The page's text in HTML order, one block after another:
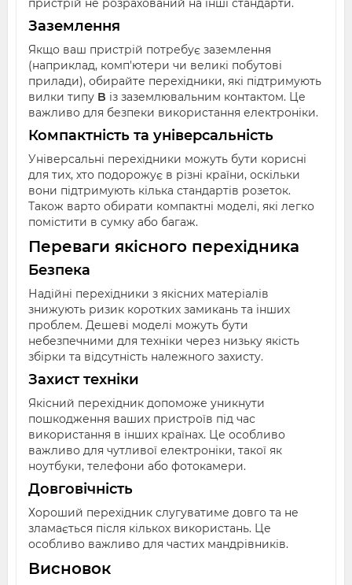
пристрій не розрахований на інші стандарти.
Заземлення
Якщо ваш пристрій потребує заземлення
(наприклад, комп'ютери чи великі побутові
прилади), обирайте перехідники, які підтримують
вилки типу B із заземлювальним контактом. Це
важливо для безпеки використання електроніки.
Компактність та універсальність
Універсальні перехідники можуть бути корисні
для тих, хто подорожує в різні країни, оскільки
вони підтримують кілька стандартів розеток.
Також варто обирати компактні моделі, які легко
помістити в сумку або багаж.
Переваги якісного перехідника
Безпека
Надійні перехідники з якісних матеріалів
знижують ризик коротких замикань та інших
проблем. Дешеві моделі можуть бути
небезпечними для техніки через низьку якість
збірки та відсутність належного захисту.
Захист техніки
Якісний перехідник допоможе уникнути
пошкодження ваших пристроїв під час
використання в інших країнах. Це особливо
важливо для чутливої електроніки, такої як
ноутбуки, телефони або фотокамери.
Довговічність
Хороший перехідник слугуватиме довго та не
зламається після кількох використань. Це
особливо важливо для частих мандрівників.
Висновок